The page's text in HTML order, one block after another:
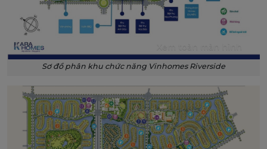
Sơ đồ phân khu chức năng Vinhomes Riverside